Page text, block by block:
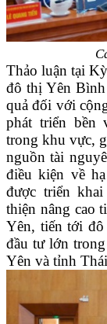
Thảo luận tại
đô thị Yên Bình
quả đối với
phát triển bền
trong khu vực,
nguồn tài
điều kiện về
được triển
thiện nâng cao
Yên, tiến tới
đầu tư lớn
Yên và tỉnh